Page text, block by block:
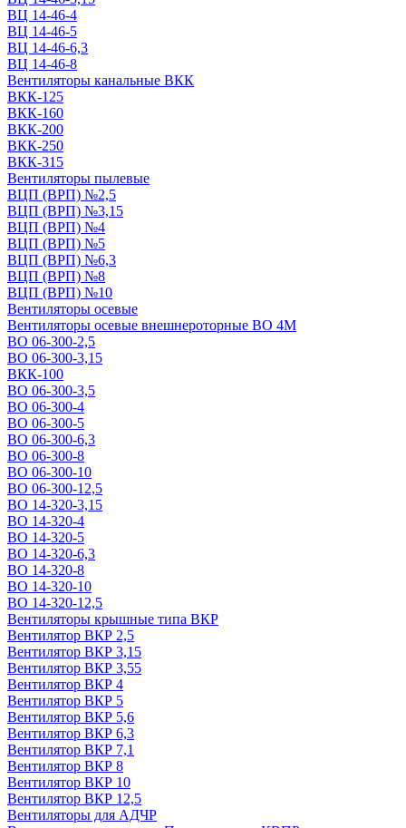
ВЦ 14-46-4
ВЦ 14-46-5
ВЦ 14-46-6,3
ВЦ 14-46-8
Вентиляторы канальные ВКК
ВКК-125
ВКК-160
ВКК-200
ВКК-250
ВКК-315
Вентиляторы пылевые
ВЦП (ВРП) №2,5
ВЦП (ВРП) №3,15
ВЦП (ВРП) №4
ВЦП (ВРП) №5
ВЦП (ВРП) №6,3
ВЦП (ВРП) №8
ВЦП (ВРП) №10
Вентиляторы осевые
Вентиляторы осевые внешнероторные ВО 4М
ВО 06-300-2,5
ВО 06-300-3,15
ВКК-100
ВО 06-300-3,5
ВО 06-300-4
ВО 06-300-5
ВО 06-300-6,3
ВО 06-300-8
ВО 06-300-10
ВО 06-300-12,5
ВО 14-320-3,15
ВО 14-320-4
ВО 14-320-5
ВО 14-320-6,3
ВО 14-320-8
ВО 14-320-10
ВО 14-320-12,5
Вентиляторы крышные типа ВКР
Вентилятор ВКР 2,5
Вентилятор ВКР 3,15
Вентилятор ВКР 3,55
Вентилятор ВКР 4
Вентилятор ВКР 5
Вентилятор ВКР 5,6
Вентилятор ВКР 6,3
Вентилятор ВКР 7,1
Вентилятор ВКР 8
Вентилятор ВКР 10
Вентилятор ВКР 12,5
Вентиляторы для АДЧР